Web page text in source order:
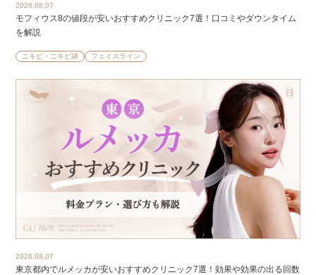
2026.08.07
モフィウス8の値段が安いおすすめクリニック7選！口コミやダウンタイム
を解説
ニキビ・ニキビ跡 フェイスライン
2026.08.07
東京都内でルメッカが安いおすすめクリニック7選！効果や効果の出る回数